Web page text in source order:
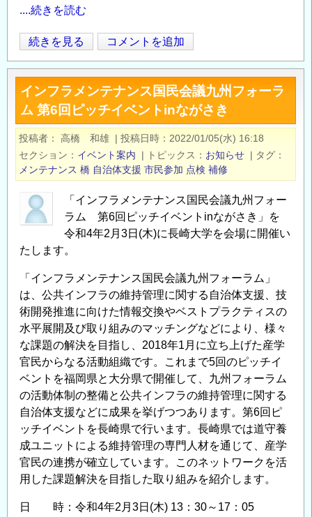
....続きを読む
技
術
者
の
募
集
に
つ
い
て
の
続きを見る コメントを追加
インフラメンテナンス国民会議九州フォーラ
ム 第6回ピッチイベントinながさき
投稿者 高橋 和雄 | 投稿日時
2022/01/05(水) 16:18
セクション
イベント案内 | トピックス お知らせ | タグ
メンテナンス 橋 自治体支援 市民参加 点検 補修
「インフラメンテナンス国民会議九州フォー
ラム 第6回ピッチイベントinながさき」を
令和4年2月3日(木)に長崎大学を会場に開催い
たします。
「インフラメンテナンス国民会議九州フォーラム」
は、公共インフラの維持管理に関する自治体支援、技
術開発推進に向けた情報交換やベストプラクティスの
水平展開及び取り組みのマッチングなどにより、様々
な課題の解決を目指し、2018年1月に立ち上げた産学
官民からなる活動組織です。これまで5回のピッチイ
ベントを福岡県と大分県で開催して、九州フォーラム
の活動体制の整備と公共インフラの維持管理に関する
自治体支援などに成果を挙げつつあります。第6回ピ
ッチイベントを長崎県で行います。長崎県では道守養
成ユニットによる維持管理の専門人材を通じて、産学
官民の連携が確立しています。このネットワークを活
用した課題解決を目指した取り組みを紹介します。
日 時：令和4年2月3日(木) 13：30～17：05